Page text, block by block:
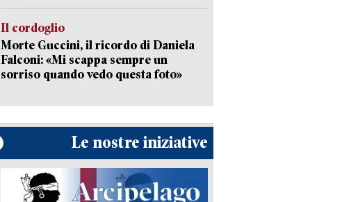
Il cordoglio
Morte Guccini, il ricordo di Daniela
Falconi: «Mi scappa sempre un
sorriso quando vedo questa foto»
Le nostre iniziative